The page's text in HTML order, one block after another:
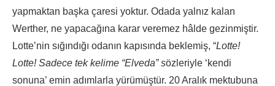
yapmaktan başka çaresi yoktur. Odada yalnız kalan
Werther, ne yapacağına karar veremez hâlde gezinmiştir.
Lotte’nin sığındığı odanın kapısında beklemiş, “Lotte!
Lotte! Sadece tek kelime “Elveda” sözleriyle ‘kendi
sonuna’ emin adımlarla yürümüştür. 20 Aralık mektubuna